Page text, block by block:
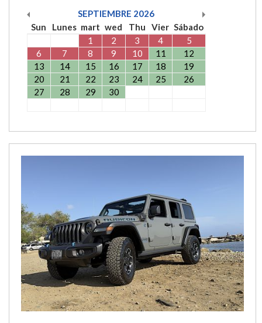
SEPTIEMBRE 2026
Sun
Lunes mart wed Thu Vier Sábado
1
2 3 4
5
6
7 8 9 10 11
12
13
14 15 16 17 18
19
20
21 22 23 24 25
26
27
28 29 30